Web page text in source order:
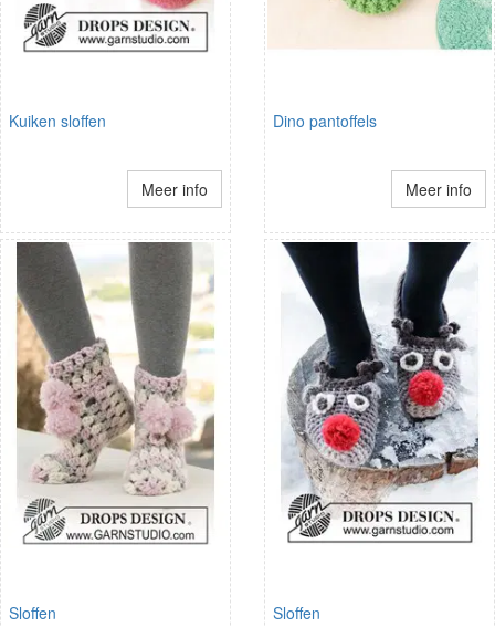
Kuiken sloffen
Meer info
Dino pantoffels
Meer info
Sloffen Sloffen